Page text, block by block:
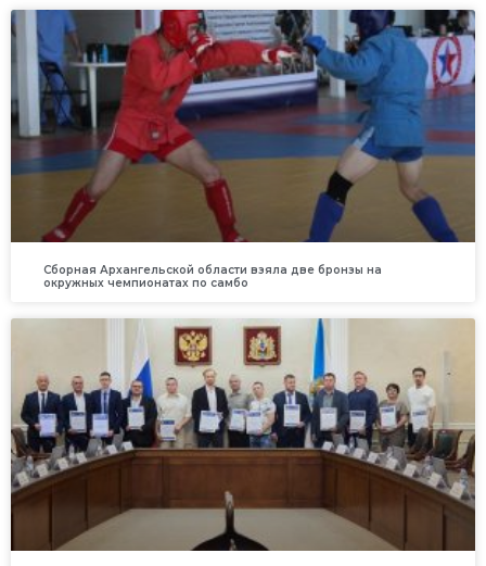
Сборная Архангельской области взяла две бронзы на
окружных чемпионатах по самбо